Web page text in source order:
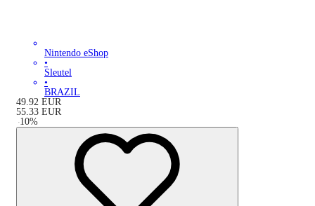
Nintendo eShop
•
Sleutel
•
BRAZIL
49.92 EUR
55.33 EUR
-10%